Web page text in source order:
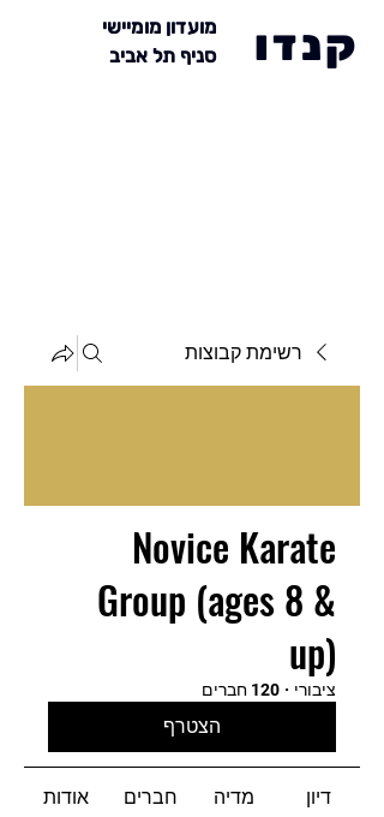
מועדון מומיישי
סניף תל אביב
קנדו
רשימת קבוצות
Novice Karate
Group (ages 8 &
up)
ציבורי · 120 חברים
הצטרף
דיון מדיה חברים אודות